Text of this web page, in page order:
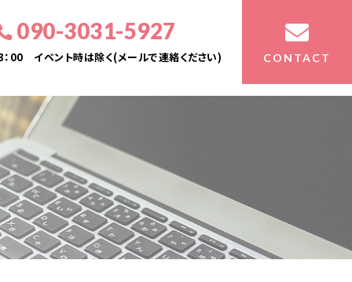
090-3031-5927
：00 イベント時は除く(メールで連絡ください) CONTACT